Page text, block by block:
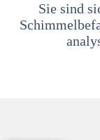
Sie sind